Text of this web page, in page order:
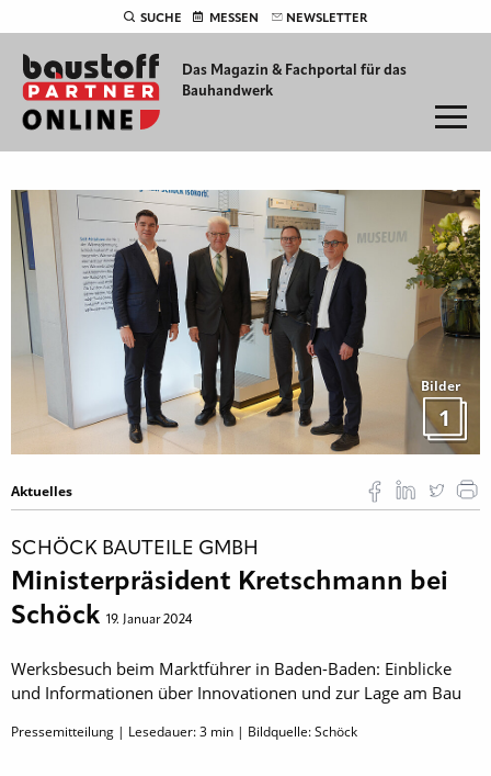
SUCHE MESSEN NEWSLETTER
Das Magazin & Fachportal für das
Bauhandwerk
Bilder
1
Aktuelles
SCHÖCK BAUTEILE GMBH
Ministerpräsident Kretschmann bei
Schöck 19. Januar 2024
Werksbesuch beim Marktführer in Baden-Baden: Einblicke
und Informationen über Innovationen und zur Lage am Bau
Pressemitteilung | Lesedauer:3 min | Bildquelle: Schöck